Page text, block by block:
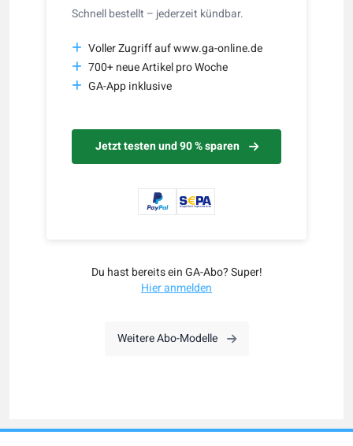
Schnell bestellt – jederzeit kündbar.
Voller Zugriff auf www.ga-online.de
700+ neue Artikel pro Woche
GA-App inklusive
Jetzt testen und 90 % sparen
Du hast bereits ein GA-Abo? Super!
Hier anmelden
Weitere Abo-Modelle